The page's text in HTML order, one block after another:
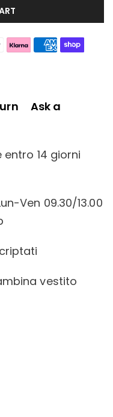
Ask a
14 giorni
Ven 09.30/13.00
vestito